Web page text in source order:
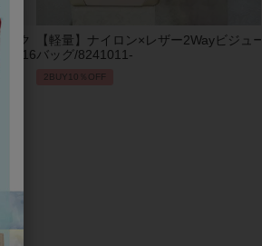
ック
【軽量】ナイロン×レザー2Wayビジュー
バッグ/8241011-
2BUY10％OFF